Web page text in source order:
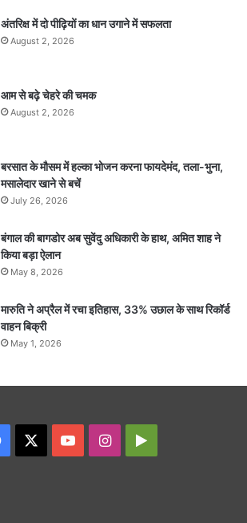
अंतरिक्ष में दो पीढ़ियों का धान उगाने में सफलता
August 2, 2026
आम से बढ़े चेहरे की चमक
August 2, 2026
बरसात के मौसम में हल्का भोजन करना फायदेमंद, तला-भुना,
मसालेदार खाने से बचें
July 26, 2026
बंगाल की बागडोर अब सुवेंदु अधिकारी के हाथ, अमित शाह ने
किया बड़ा ऐलान
May 8, 2026
मारुति ने अप्रैल में रचा इतिहास, 33% उछाल के साथ रिकॉर्ड
वाहन बिक्री
May 1, 2026
Facebook YouTubeInstagram